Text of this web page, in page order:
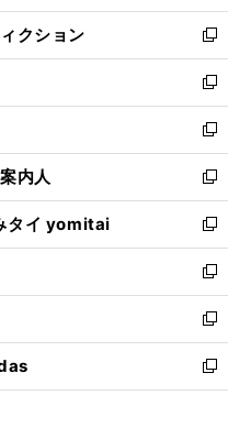
開
く
ウ
で
開
く
ン
ド
ウ
で
開
く
ウ
ィ
ン
ド
ウ
で
開
く
クション
新
し
い
ウ
ィ
ン
ド
ウ
で
開
く
新
し
い
ウ
ィ
ン
ド
ウ
で
開
く
新
し
い
ウ
ィ
ン
ド
ウ
で
開
く
内人
新
し
い
ウ
ィ
ン
ド
ウ
で
開
タイ yomitai
新
し
い
ウ
ィ
ン
ド
ウ
新
し
い
ウ
ィ
ン
新
し
い
ウ
新
し